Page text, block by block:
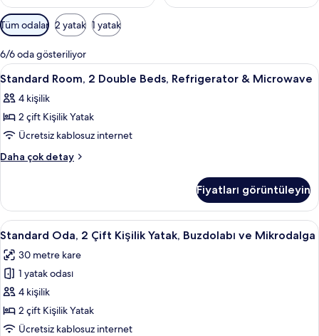
Odalar
için
mevcut
filtreler
Tüm odalar 2 yatak 1 yatak
6/6 oda gösteriliyor
Standard
Room,
2
Double
Beds,
Refrigerator
için
tüm
fotoğrafları
görün
Kaliteli yatak takımı, Select Comfort
4
Standard Room, 2 Double Beds, Refrigerator & Microwave
4 kişilik
2 çift Kişilik Yatak
Ücretsiz kablosuz internet
Daha çok detay
Standard
Beds,
Refrigerator
&
hakkında
daha
fazla
detay
Fiyatları görüntüleyin
Standard
Oda,
2
Çift
Kişilik
Yatak,
Buzdolabı
Kaliteli yatak takımı, Select Comfort
11
Standard Oda, 2 Çift Kişilik Yatak, Buzdolabı ve Mikrodalga
30 metre kare
1 yatak odası
4 kişilik
2 çift Kişilik Yatak
Ücretsiz kablosuz internet